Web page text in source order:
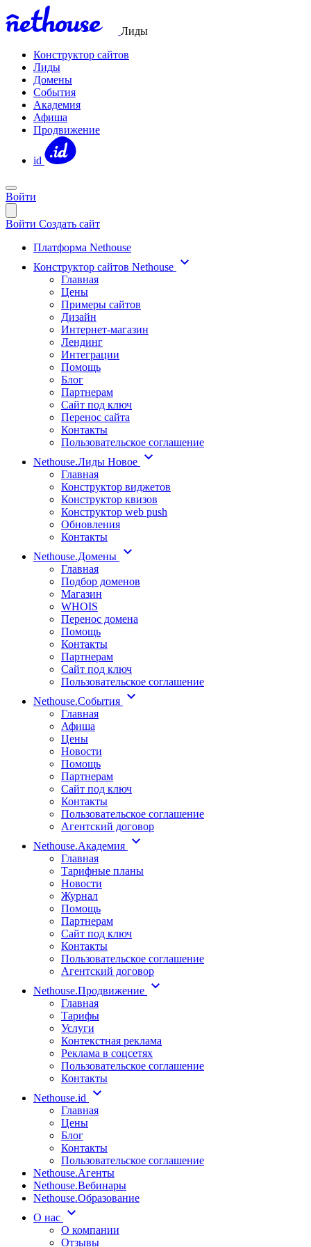
Лиды
Конструктор сайтов
Лиды
Домены
События
Академия
Афиша
Продвижение
id
Войти
Войти Создать сайт
Платформа Nethouse
Конструктор сайтов Nethouse
Главная
Цены
Примеры сайтов
Дизайн
Интернет-магазин
Лендинг
Интеграции
Помощь
Блог
Партнерам
Сайт под ключ
Перенос сайта
Контакты
Пользовательское соглашение
Nethouse.Лиды Новое
Главная
Конструктор виджетов
Конструктор квизов
Конструктор web push
Обновления
Контакты
Nethouse.Домены
Главная
Подбор доменов
Магазин
WHOIS
Перенос домена
Помощь
Контакты
Партнерам
Сайт под ключ
Пользовательское соглашение
Nethouse.События
Главная
Афиша
Цены
Новости
Помощь
Партнерам
Сайт под ключ
Контакты
Пользовательское соглашение
Агентский договор
Nethouse.Академия
Главная
Тарифные планы
Новости
Журнал
Помощь
Партнерам
Сайт под ключ
Контакты
Пользовательское соглашение
Агентский договор
Nethouse.Продвижение
Главная
Тарифы
Услуги
Контекстная реклама
Реклама в соцсетях
Пользовательское соглашение
Контакты
Nethouse.id
Главная
Цены
Блог
Контакты
Пользовательское соглашение
Nethouse.Агенты
Nethouse.Вебинары
Nethouse.Образование
О нас
О компании
Отзывы